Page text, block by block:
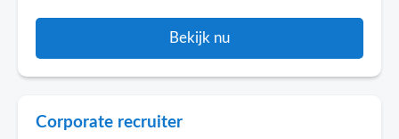
Bekijk nu
Corporate recruiter